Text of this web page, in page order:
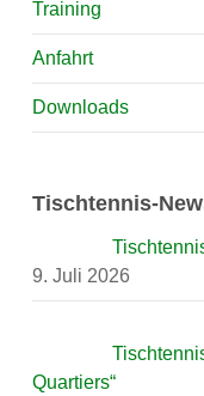
Training
Anfahrt
Downloads
Tischtennis-
9. Juli 2026
Quartiers“